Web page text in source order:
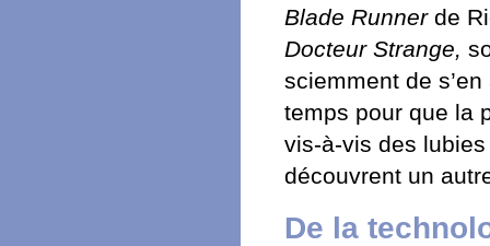
Blade Runner de
Docteur Strange,
sciemment de
temps pour que la
vis-à-vis des
découvrent un
De la